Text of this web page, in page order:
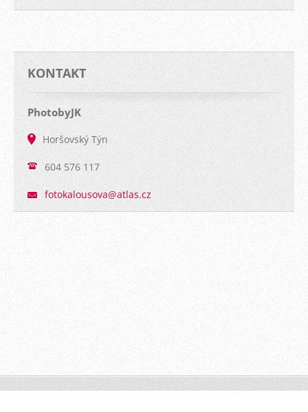
KONTAKT
PhotobyJK
Horšovský Týn
604 576 117
fotokalousova@atlas.cz